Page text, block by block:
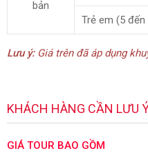
bản
Trẻ em (5 đến
Lưu ý:Giá trên đã áp dụng
KHÁCH HÀNG CẦN LƯU
GIÁ TOUR BAO GỒM